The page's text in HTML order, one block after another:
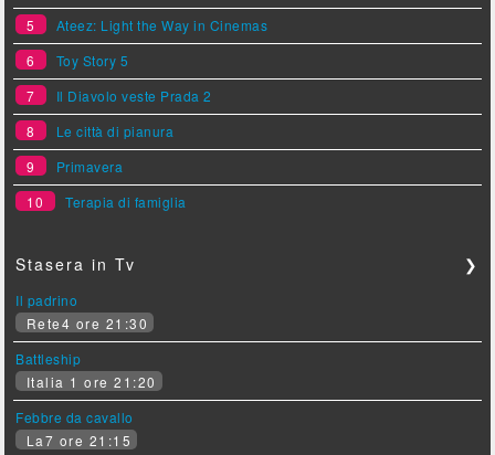
5
Ateez: Light the Way in Cinemas
6
Toy Story 5
7
Il Diavolo veste Prada 2
8
Le città di pianura
9
Primavera
10
Terapia di famiglia
Stasera in Tv ❯
Il padrino
Rete4 ore 21:30
Battleship
Italia 1 ore 21:20
Febbre da cavallo
La7 ore 21:15